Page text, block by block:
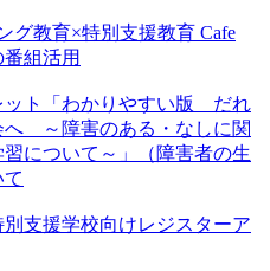
グ教育×特別支援教育 Cafe
組活用
ット「わかりやすい版 だれ
へ ～障害のある・なしに関
について～」（障害者の生
別支援学校向けレジスターア